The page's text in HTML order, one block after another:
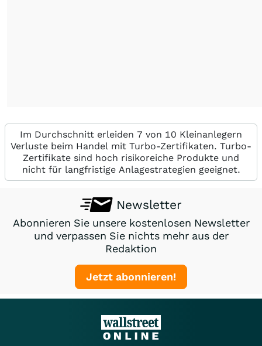
Im Durchschnitt erleiden 7 von 10 Kleinanlegern
Verluste beim Handel mit Turbo-Zertifikaten. Turbo-
Zertifikate sind hoch risikoreiche Produkte und
nicht für langfristige Anlagestrategien geeignet.
Newsletter
Abonnieren Sie unsere kostenlosen Newsletter
und verpassen Sie nichts mehr aus der
Redaktion
Jetzt abonnieren!